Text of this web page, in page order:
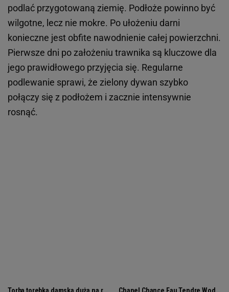
podlać przygotowaną ziemię. Podłoże powinno być
wilgotne, lecz nie mokre. Po ułożeniu darni
konieczne jest obfite nawodnienie całej powierzchni.
Pierwsze dni po założeniu trawnika są kluczowe dla
jego prawidłowego przyjęcia się. Regularne
podlewanie sprawi, że zielony dywan szybko
połączy się z podłożem i zacznie intensywnie
rosnąć.